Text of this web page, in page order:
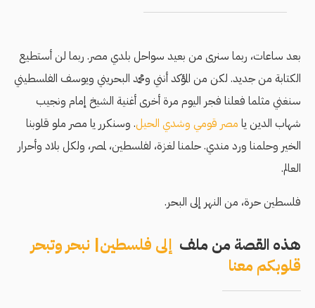
بعد ساعات، ربما سنرى من بعيد سواحل بلدي مصر. ربما لن أستطيع
الكتابة من جديد. لكن من المؤكد أنني ومحمد البحريني ويوسف الفلسطيني
سنغني مثلما فعلنا فجر اليوم مرة أخرى أغنية الشيخ إمام ونجيب
شهاب الدين يا مصر قومي وشدي الحيل. وسنكرر يا مصر ملو قلوبنا
الخير وحلمنا ورد مندي. حلمنا لغزة، لفلسطين، لمصر، ولكل بلاد وأحرار
العالم.
فلسطين حرة، من النهر إلى البحر.
هذه القصة من ملف إلى فلسطين| نبحر وتبحر
قلوبكم معنا